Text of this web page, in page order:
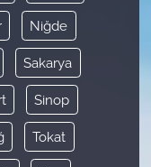
Niğde
Sakarya
Sinop
Tokat